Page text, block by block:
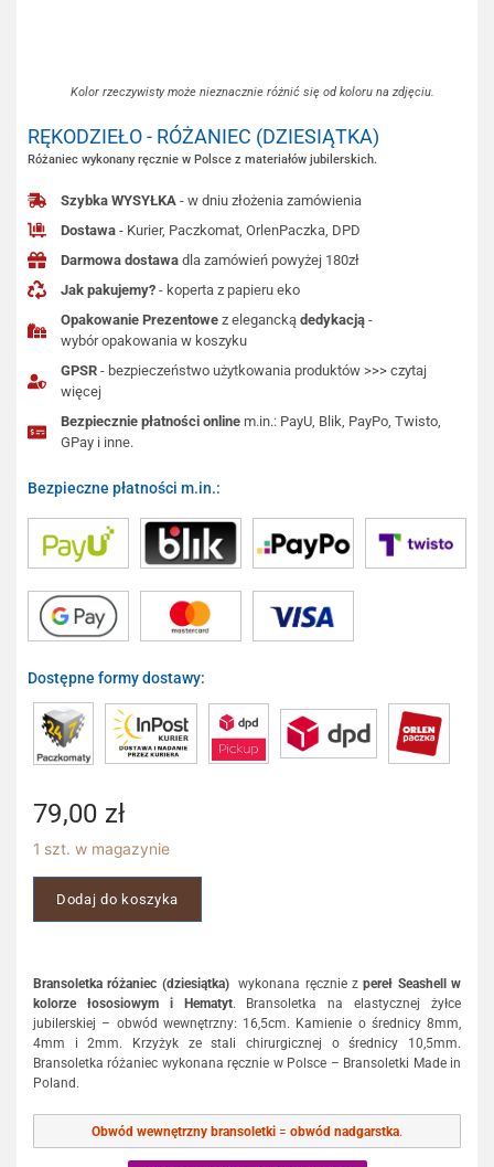
Kolor rzeczywisty może nieznacznie różnić się od koloru na zdjęciu.
RĘKODZIEŁO - RÓŻANIEC (DZIESIĄTKA)
Różaniec wykonany ręcznie w Polsce z materiałów jubilerskich.
Szybka WYSYŁKA - w dniu złożenia zamówienia
Dostawa - Kurier, Paczkomat, OrlenPaczka, DPD
Darmowa dostawa dla zamówień powyżej 180zł
Jak pakujemy? - koperta z papieru eko
Opakowanie Prezentowe z eleganckądedykacją -
wybór opakowania w koszyku
GPSR - bezpieczeństwo użytkowania produktów >>> czytaj
więcej
Bezpiecznie płatności online m.in.: PayU, Blik, PayPo, Twisto,
GPay i inne.
Bezpieczne płatności m.in.:
Dostępne formy dostawy:
79,00 zł
1 szt. w magazynie
Dodaj do koszyka
Bransoletka różaniec (dziesiątka)wykonana ręcznie zpereł Seashell w
kolorze łososiowym i Hematyt. Bransoletka na elastycznej żyłce
jubilerskiej – obwód wewnętrzny: 16,5cm. Kamienie o średnicy 8mm,
4mm i 2mm. Krzyżyk ze stali chirurgicznej o średnicy 10,5mm.
Bransoletka różaniec wykonana ręcznie w Polsce – Bransoletki Made in
Poland.
Obwód wewnętrzny bransoletki = obwód nadgarstka.